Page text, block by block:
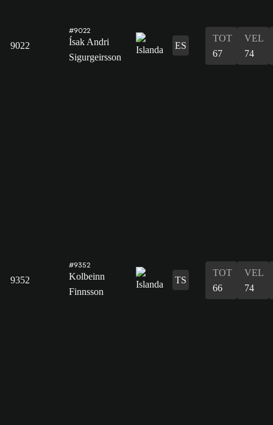
9022
#9022
Ísak Andri
Sigurgeirsson
ES
TOT
67
VEL
74
9352
#9352
Kolbeinn
Finnsson
TS
TOT
66
VEL
74